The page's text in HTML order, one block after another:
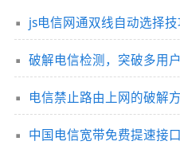
js电信网通双线自动选择技
破解电信检测，突破多用
电信禁止路由上网的破解
中国电信宽带免费提速接